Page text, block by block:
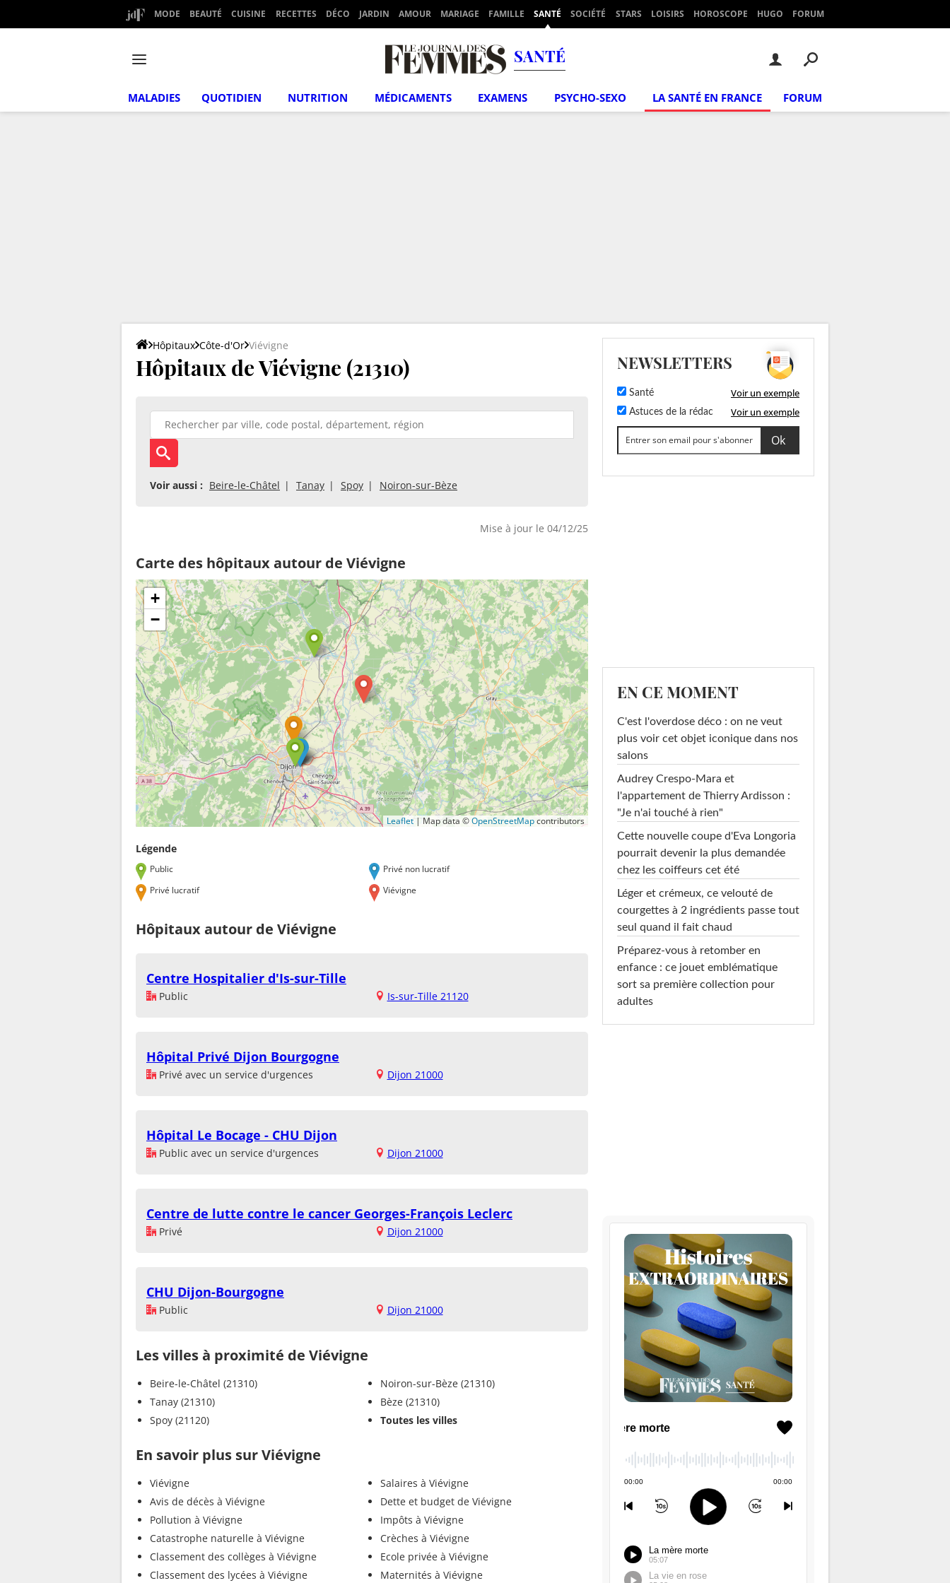
MODE BEAUTÉ CUISINE RECETTES DÉCO JARDIN AMOUR MARIAGE FAMILLE SANTÉ SOCIÉTÉ STARS LOISIRS HOROSCOPE HUGO FORUM
SANTÉ
MALADIES QUOTIDIEN NUTRITION MÉDICAMENTS EXAMENS PSYCHO-SEXO LA SANTÉ EN FRANCE FORUM
Hôpitaux Côte-d'Or Viévigne
Hôpitaux de Viévigne (21310)
Voir aussi : Beire-le-Châtel Tanay Spoy Noiron-sur-Bèze
Mise à jour le 04/12/25
Carte des hôpitaux autour de Viévigne
+
−
Leaflet | Map data ©OpenStreetMapcontributors
Légende
Public
Privé non lucratif
Privé lucratif
Viévigne
Hôpitaux autour de Viévigne
Centre Hospitalier d'Is-sur-Tille
Public Is-sur-Tille 21120
Hôpital Privé Dijon Bourgogne
Privé avec un service d'urgences Dijon 21000
Hôpital Le Bocage - CHU Dijon
Public avec un service d'urgences Dijon 21000
Centre de lutte contre le cancer Georges-François Leclerc
Privé Dijon 21000
CHU Dijon-Bourgogne
Public Dijon 21000
Les villes à proximité de Viévigne
Beire-le-Châtel (21310)
Tanay (21310)
Spoy (21120)
Noiron-sur-Bèze (21310)
Bèze (21310)
Toutes les villes
En savoir plus sur Viévigne
Viévigne
Avis de décès à Viévigne
Pollution à Viévigne
Catastrophe naturelle à Viévigne
Classement des collèges à Viévigne
Classement des lycées à Viévigne
Salaires à Viévigne
Dette et budget de Viévigne
Impôts à Viévigne
Crèches à Viévigne
Ecole privée à Viévigne
Maternités à Viévigne
NEWSLETTERS
Santé Voir un exemple
Astuces de la rédac Voir un exemple
EN CE MOMENT
C'est l'overdose déco : on ne veut
plus voir cet objet iconique dans nos
salons
Audrey Crespo-Mara et
l'appartement de Thierry Ardisson :
"Je n'ai touché à rien"
Cette nouvelle coupe d'Eva Longoria
pourrait devenir la plus demandée
chez les coiffeurs cet été
Léger et crémeux, ce velouté de
courgettes à 2 ingrédients passe tout
seul quand il fait chaud
Préparez-vous à retomber en
enfance : ce jouet emblématique
sort sa première collection pour
adultes